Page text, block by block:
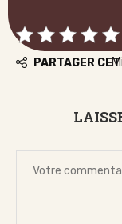
PARTAGER